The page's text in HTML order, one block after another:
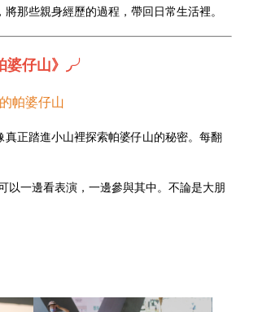
那些親身經歷的過程，帶回日常生活裡。
婆仔山》◞╯
帕婆仔山
正踏進小山裡探索帕婆仔山的秘密。每翻
以一邊看表演，一邊參與其中。不論是大朋